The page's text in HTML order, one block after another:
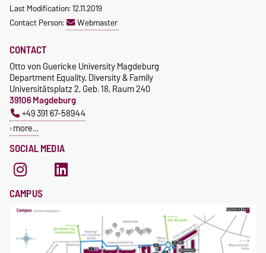
Last Modification: 12.11.2019
Contact Person:
Webmaster
SOCIAL MEDIA
CONTACT
Otto von Guericke University Magdeburg
Department Equality, Diversity & Family
Universitätsplatz 2, Geb. 18, Raum 240
39106 Magdeburg
+49 391 67-58944
more…
CAMPUS